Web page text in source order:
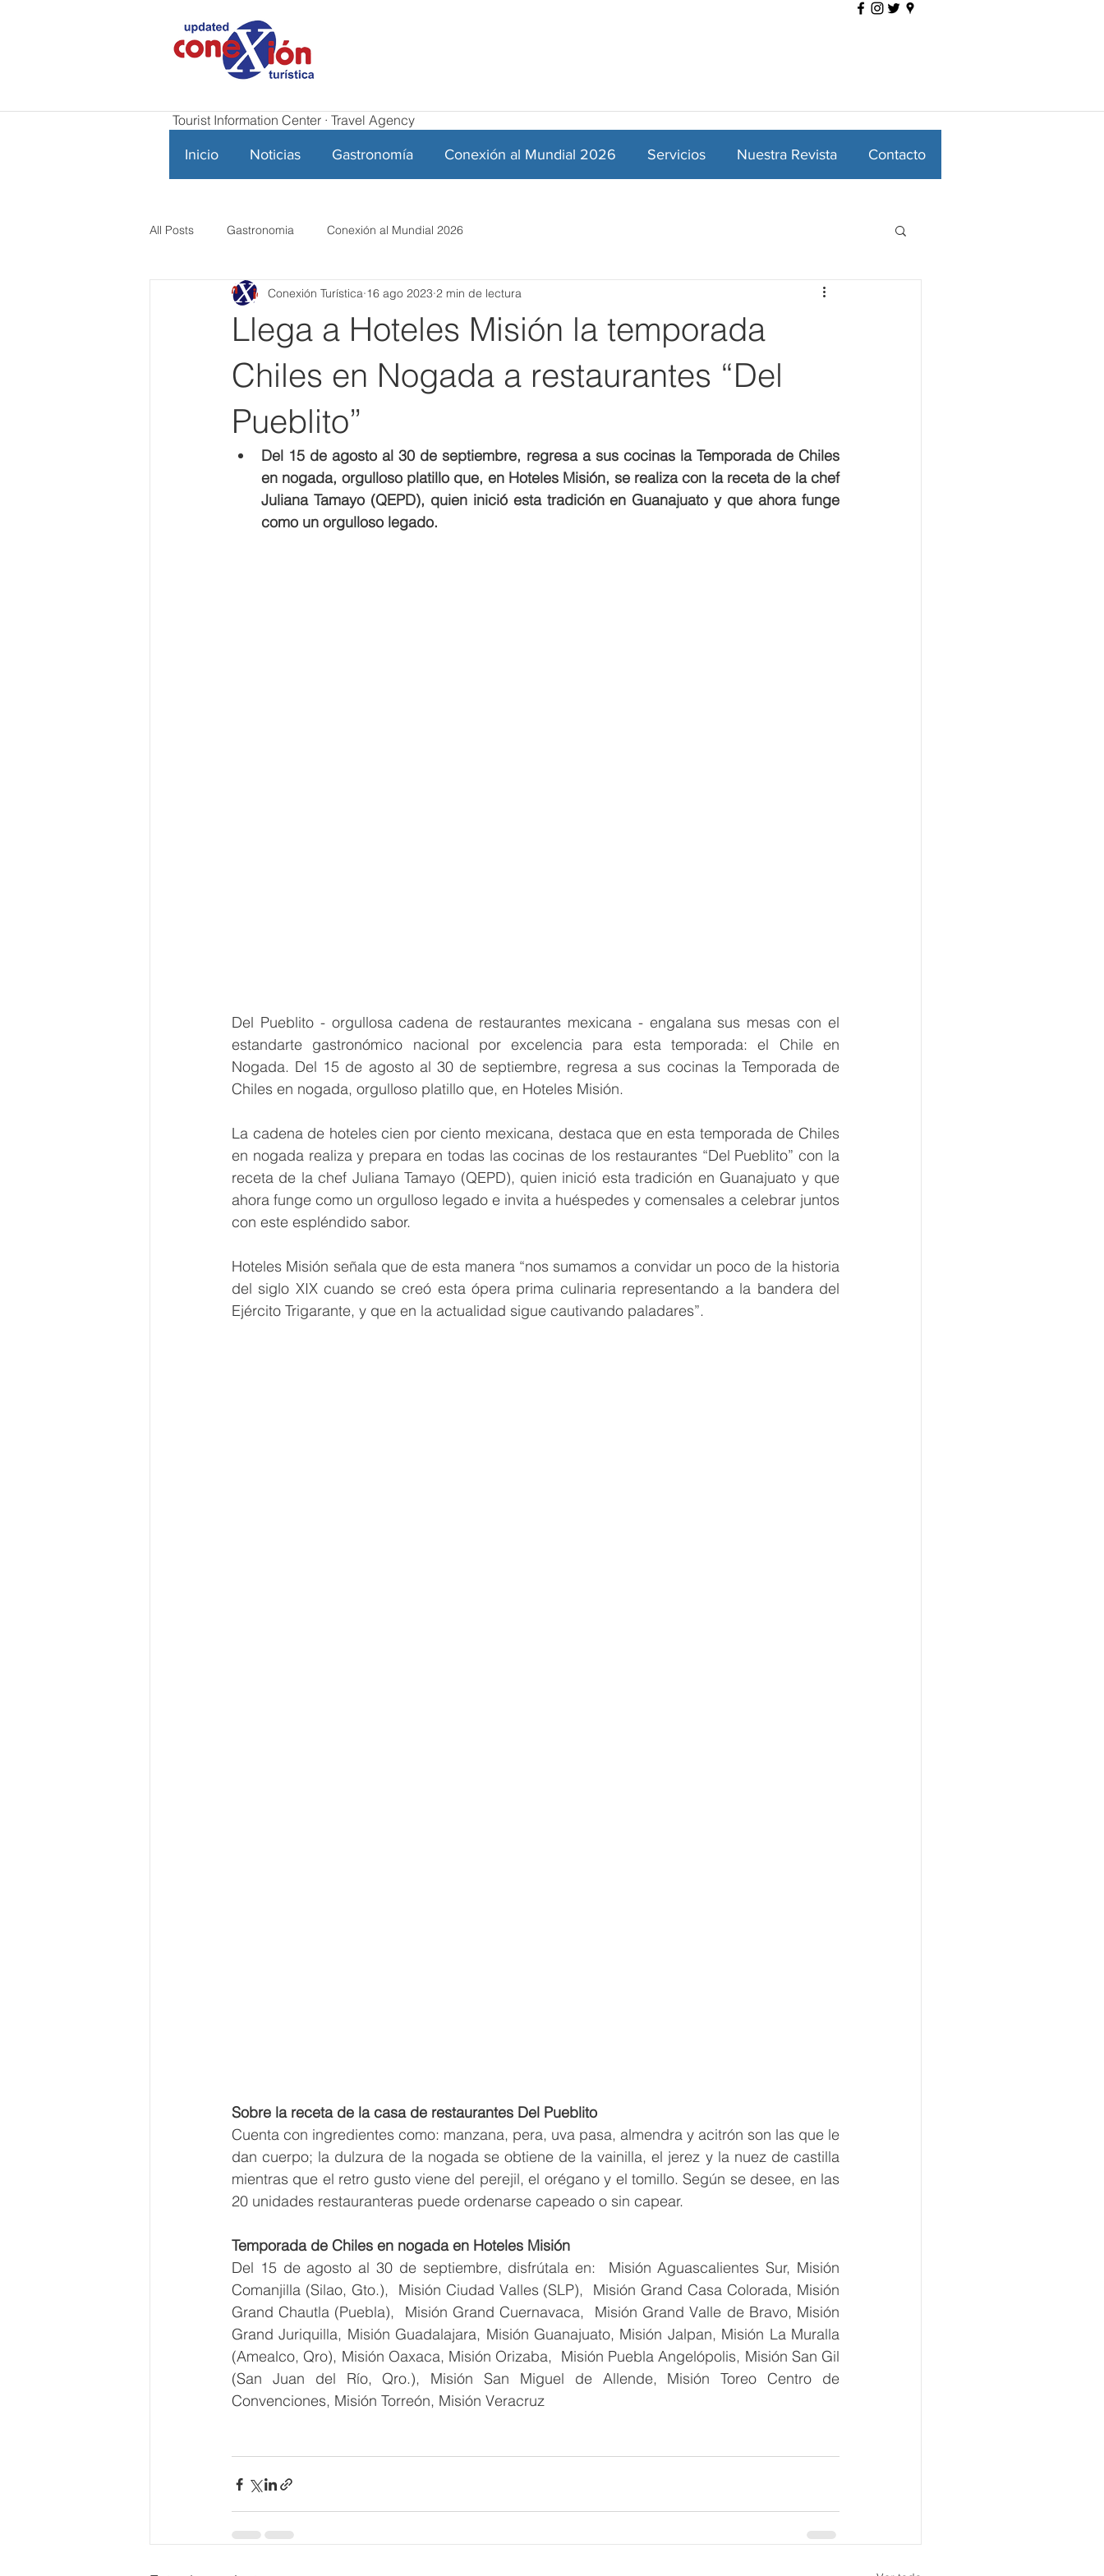
Tourist Information Center · Travel Agency
Inicio Noticias Gastronomía Conexión al Mundial 2026 Servicios Nuestra Revista Contacto
All Posts Gastronomia Conexión al Mundial 2026
Llega a Hoteles Misión la temporada
Chiles en Nogada a restaurantes “Del
Pueblito”
Conexión Turística 16 ago 2023 2 min de lectura
Del 15 de agosto al 30 de septiembre, regresa a sus cocinas la Temporada de Chiles
en nogada, orgulloso platillo que, en Hoteles Misión, se realiza con la receta de la chef
Juliana Tamayo (QEPD), quien inició esta tradición en Guanajuato y que ahora funge
como un orgulloso legado.
Del Pueblito - orgullosa cadena de restaurantes mexicana - engalana sus mesas con el
estandarte gastronómico nacional por excelencia para esta temporada: el Chile en
Nogada. Del 15 de agosto al 30 de septiembre, regresa a sus cocinas la Temporada de
Chiles en nogada, orgulloso platillo que, en Hoteles Misión.
La cadena de hoteles cien por ciento mexicana, destaca que en esta temporada de Chiles
en nogada realiza y prepara en todas las cocinas de los restaurantes “Del Pueblito” con la
receta de la chef Juliana Tamayo (QEPD), quien inició esta tradición en Guanajuato y que
ahora funge como un orgulloso legado e invita a huéspedes y comensales a celebrar juntos
con este espléndido sabor.
Hoteles Misión señala que de esta manera “nos sumamos a convidar un poco de la historia
del siglo XIX cuando se creó esta ópera prima culinaria representando a la bandera del
Ejército Trigarante, y que en la actualidad sigue cautivando paladares”.
Sobre la receta de la casa de restaurantes Del Pueblito
Cuenta con ingredientes como: manzana, pera, uva pasa, almendra y acitrón son las que le
dan cuerpo; la dulzura de la nogada se obtiene de la vainilla, el jerez y la nuez de castilla
mientras que el retro gusto viene del perejil, el orégano y el tomillo. Según se desee, en las
20 unidades restauranteras puede ordenarse capeado o sin capear.
Temporada de Chiles en nogada en Hoteles Misión
Del 15 de agosto al 30 de septiembre, disfrútala en:  Misión Aguascalientes Sur, Misión
Comanjilla (Silao, Gto.),  Misión Ciudad Valles (SLP),  Misión Grand Casa Colorada, Misión
Grand Chautla (Puebla),  Misión Grand Cuernavaca,  Misión Grand Valle de Bravo, Misión
Grand Juriquilla, Misión Guadalajara, Misión Guanajuato, Misión Jalpan, Misión La Muralla
(Amealco, Qro), Misión Oaxaca, Misión Orizaba,  Misión Puebla Angelópolis, Misión San Gil
(San Juan del Río, Qro.), Misión San Miguel de Allende, Misión Toreo Centro de
Convenciones, Misión Torreón, Misión Veracruz